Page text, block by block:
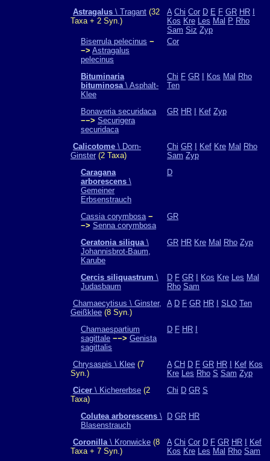
Astragalus \ Tragant (32
Taxa + 2 Syn.)
A Chi Cor D E F GR HR
Kos Kre Les Mal P Rho
Sam Siz Zyp
Biserrula pelecinus −
−> Astragalus
pelecinus
Cor
Bituminaria
bituminosa\ Asphalt-
Klee
Chi F GR Kos Mal Rho
Ten
Bonaveria securidaca
−−> Securigera
securidaca
GR HR Kef Zyp
Calicotome \ Dorn-
Ginster (2 Taxa)
Chi GR Kef Kre Mal Rho
Sam Zyp
Caragana
arborescens \
Gemeiner
Erbsenstrauch
D
Cassia corymbosa −
−> Senna corymbosa
GR
Ceratonia siliqua\
Johannisbrot-Baum,
Karube
GR HR Kre Mal Rho Zyp
Cercis siliquastrum \
Judasbaum
D F GR Kos Kre Les Mal
Rho Sam
Chamaecytisus \ Ginster,
Geißklee (8 Syn.)
A D F GR HR SLO Ten
Chamaespartium
sagittale −−> Genista
sagittalis
D F HR
Chrysaspis \ Klee (7
Syn.)
A CH D F GR HR Kef Kos
Kre Les Rho S Sam Zyp
Cicer \ Kichererbse (2
Taxa)
Chi D GR S
Colutea arborescens \
Blasenstrauch
D GR HR
Coronilla\ Kronwicke (8
Taxa + 7 Syn.)
A Chi Cor D F GR HR
Kef
Kos Kre Les Mal Rho Sam